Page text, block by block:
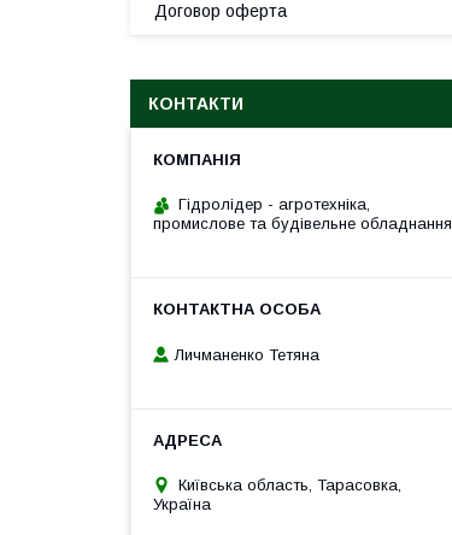
Договор оферта
КОНТАКТИ
Гідролідер - агротехніка,
промислове та будівельне обладнання
Личманенко Тетяна
Київська область, Тарасовка,
Україна